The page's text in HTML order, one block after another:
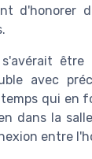
d'honorer
avec
qui en
dans la
entre